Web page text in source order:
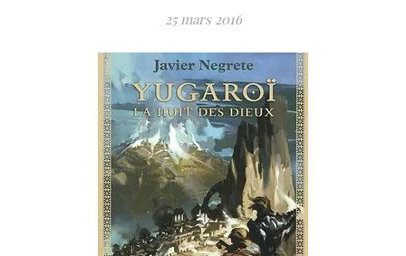
25 mars 2016